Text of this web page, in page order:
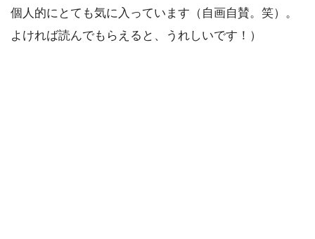
個人的にとても気に入っています（自画自賛。笑）。
よければ読んでもらえると、うれしいです！）